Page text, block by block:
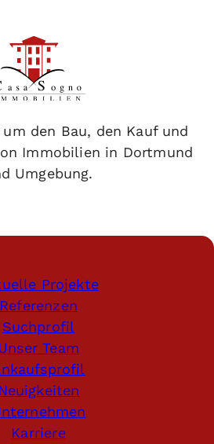
den Bau, den Kauf und
Immobilien in Dortmund
Umgebung.
Projekte
Referenzen
Suchprofil
Team
Neuigkeiten
Karriere